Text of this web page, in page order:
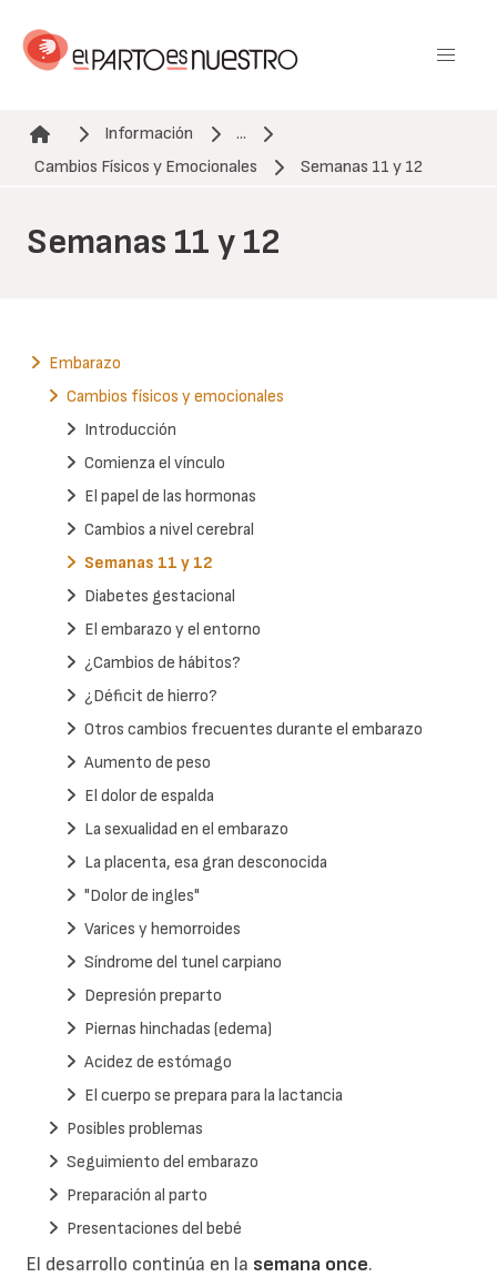
contenido
Ruta de navegación
Información
...
Cambios Físicos y Emocionales
Semanas 11 y 12
Semanas 11 y 12
El desarrollo continúa en la semana once.
Embarazo
Cambios físicos y emocionales
Introducción
Comienza el vínculo
El papel de las hormonas
Cambios a nivel cerebral
Semanas 11 y 12
Diabetes gestacional
El embarazo y el entorno
¿Cambios de hábitos?
¿Déficit de hierro?
Otros cambios frecuentes durante el embarazo
Aumento de peso
El dolor de espalda
La sexualidad en el embarazo
La placenta, esa gran desconocida
"Dolor de ingles"
Varices y hemorroides
Síndrome del tunel carpiano
Depresión preparto
Piernas hinchadas (edema)
Acidez de estómago
El cuerpo se prepara para la lactancia
Posibles problemas
Seguimiento del embarazo
Preparación al parto
Presentaciones del bebé